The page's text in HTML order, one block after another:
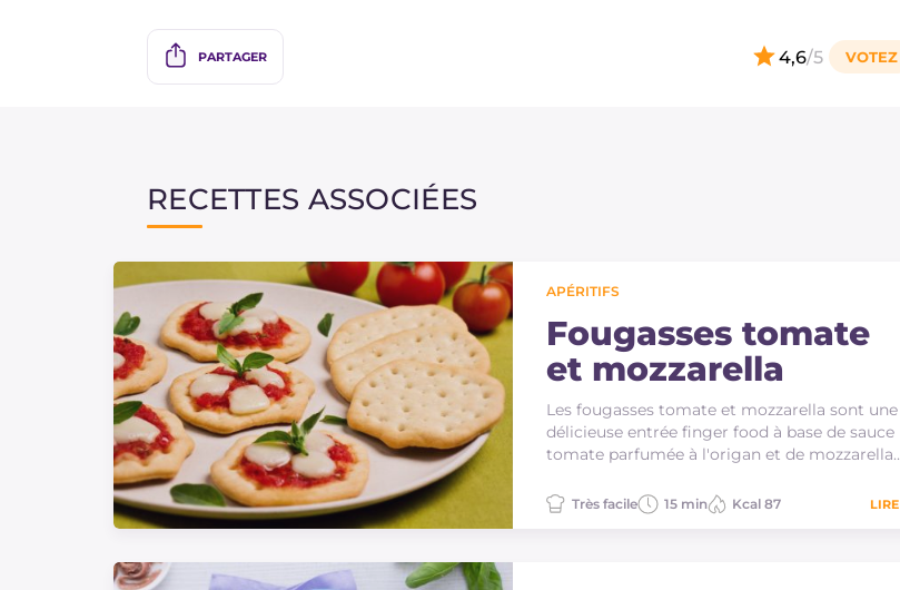
PARTAGER 4,6/5
RECETTES ASSOCIÉES
APÉRITIFS
Fougasses tomate
et mozzarella
Les fougasses tomate et mozzarella sont une
délicieuse entrée finger food à base de sauce
tomate parfumée à l'origan et de mozzarella
Très facile 15 min Kcal 87 LIRE